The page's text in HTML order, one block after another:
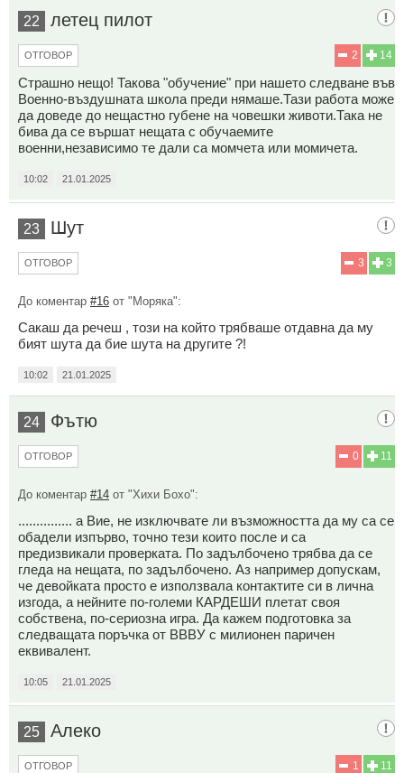
22 летец пилот
14
2
ОТГОВОР
Страшно нещо! Такова "обучение" при нашето следване във
Военно-въздушната школа преди нямаше.Тази работа може
да доведе до нещастно губене на човешки животи.Така не
бива да се вършат нещата с обучаемите
военни,независимо те дали са момчета или момичета.
10:02 21.01.2025
23 Шут
3
3
ОТГОВОР
До коментар #16 от "Моряка":
Сакаш да речеш , този на който трябваше отдавна да му
бият шута да бие шута на другите ?!
10:02 21.01.2025
24 Фътю
11
0
ОТГОВОР
До коментар #14 от "Хихи Бохо":
............... а Вие, не изключвате ли възможността да му са се
обадели изпърво, точно тези които после и са
предизвикали проверката. По задълбочено трябва да се
гледа на нещата, по задълбочено. Аз например допускам,
че девойката просто е използвала контактите си в лична
изгода, а нейните по-големи КАРДЕШИ плетат своя
собствена, по-сериозна игра. Да кажем подготовка за
следващата поръчка от ВВВУ с милионен паричен
еквивалент.
10:05 21.01.2025
25 Алеко
11
1
ОТГОВОР